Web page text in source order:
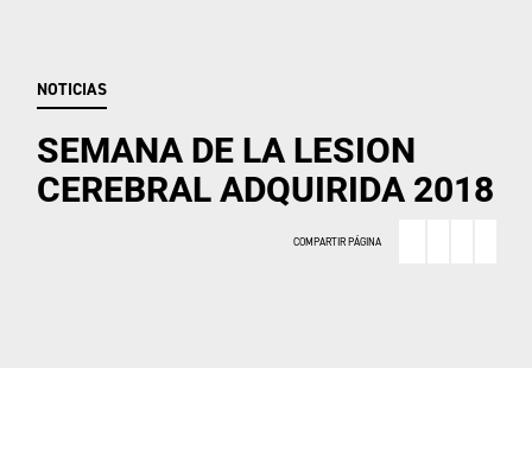
NOTICIAS
SEMANA DE LA LESION
CEREBRAL ADQUIRIDA 2018
COMPARTIR PÁGINA